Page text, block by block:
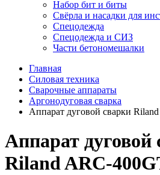
Набор бит и биты
Свёрла и насадки для
Спецодежда
Спецодежда и СИЗ
Части бетономешалки
Главная
Силовая техника
Сварочные аппараты
Аргонодуговая сварка
Аппарат дуговой сварки
Аппарат дуговой
Riland ARC-